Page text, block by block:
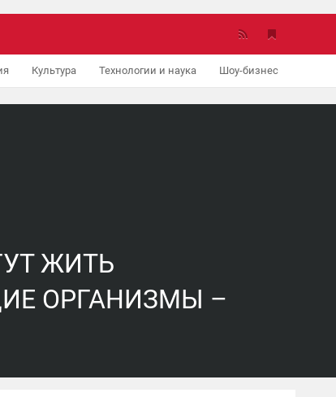
Культура Технологии и наука Шоу-бизнес
ЖИТЬ
ОРГАНИЗМЫ –